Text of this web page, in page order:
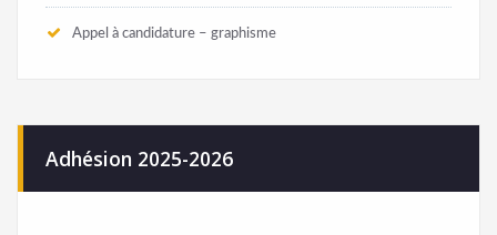
Appel à candidature – graphisme
Adhésion 2025-2026